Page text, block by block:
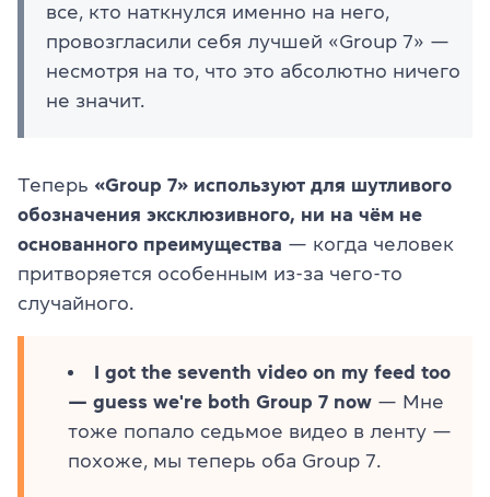
все, кто наткнулся именно на него,
провозгласили себя лучшей «Group 7» —
несмотря на то, что это абсолютно ничего
не значит.
Теперь «Group 7» используют для шутливого
обозначения эксклюзивного, ни на чём не
основанного преимущества — когда человек
притворяется особенным из-за чего-то
случайного.
I got the seventh video on my feed too
— guess we're both Group 7 now — Мне
тоже попало седьмое видео в ленту —
похоже, мы теперь оба Group 7.